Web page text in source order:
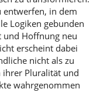
entwerfen, in dem
Logiken gebunden
und Hoffnung neu
erscheint dabei
nicht als zu
Pluralität und
wahrgenommen